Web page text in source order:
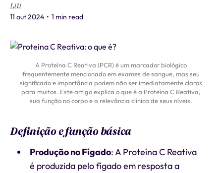
Liti
11 out 2024 • 1 min read
A Proteína C Reativa (PCR) é um marcador biológico
frequentemente mencionado em exames de sangue, mas seu
significado e importância podem não ser imediatamente claros
para muitos. Este artigo explica o que é a Proteína C Reativa,
sua função no corpo e a relevância clínica de seus níveis.
Definição e função básica
Produção no Fígado: A Proteína C Reativa
é produzida pelo fígado em resposta a